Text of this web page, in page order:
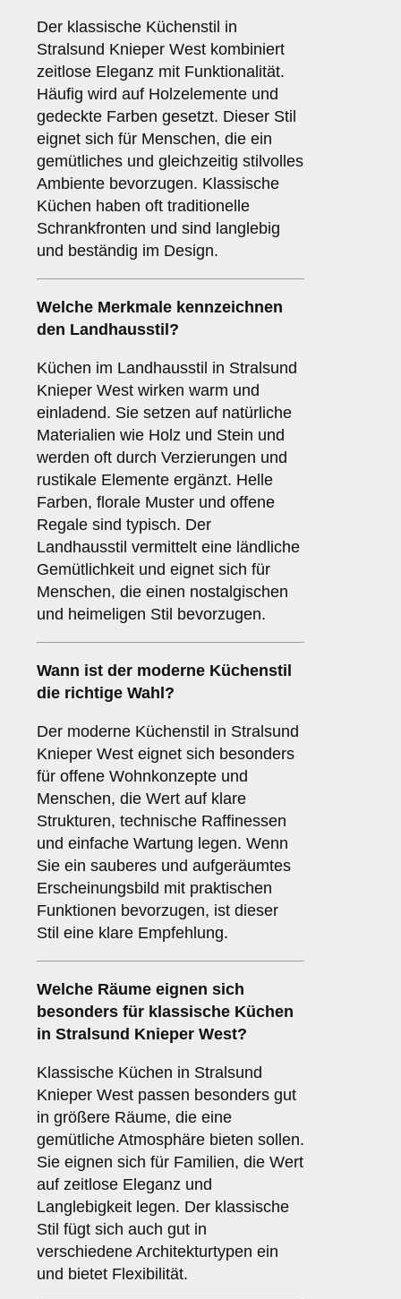
Der klassische Küchenstil in
Stralsund Knieper West kombiniert
zeitlose Eleganz mit Funktionalität.
Häufig wird auf Holzelemente und
gedeckte Farben gesetzt. Dieser Stil
eignet sich für Menschen, die ein
gemütliches und gleichzeitig stilvolles
Ambiente bevorzugen. Klassische
Küchen haben oft traditionelle
Schrankfronten und sind langlebig
und beständig im Design.
Welche Merkmale kennzeichnen
den Landhausstil ?
Küchen im Landhausstil in Stralsund
Knieper West wirken warm und
einladend. Sie setzen auf natürliche
Materialien wie Holz und Stein und
werden oft durch Verzierungen und
rustikale Elemente ergänzt. Helle
Farben, florale Muster und offene
Regale sind typisch. Der
Landhausstil vermittelt eine ländliche
Gemütlichkeit und eignet sich für
Menschen, die einen nostalgischen
und heimeligen Stil bevorzugen.
Wann ist der moderne Küchenstil
die richtige Wahl?
Der moderne Küchenstil in Stralsund
Knieper West eignet sich besonders
für offene Wohnkonzepte und
Menschen, die Wert auf klare
Strukturen, technische Raffinessen
und einfache Wartung legen. Wenn
Sie ein sauberes und aufgeräumtes
Erscheinungsbild mit praktischen
Funktionen bevorzugen, ist dieser
Stil eine klare Empfehlung.
Welche Räume eignen sich
besonders für klassische Küchen
in Stralsund Knieper West?
Klassische Küchen in Stralsund
Knieper West passen besonders gut
in größere Räume, die eine
gemütliche Atmosphäre bieten sollen.
Sie eignen sich für Familien, die Wert
auf zeitlose Eleganz und
Langlebigkeit legen. Der klassische
Stil fügt sich auch gut in
verschiedene Architekturtypen ein
und bietet Flexibilität.